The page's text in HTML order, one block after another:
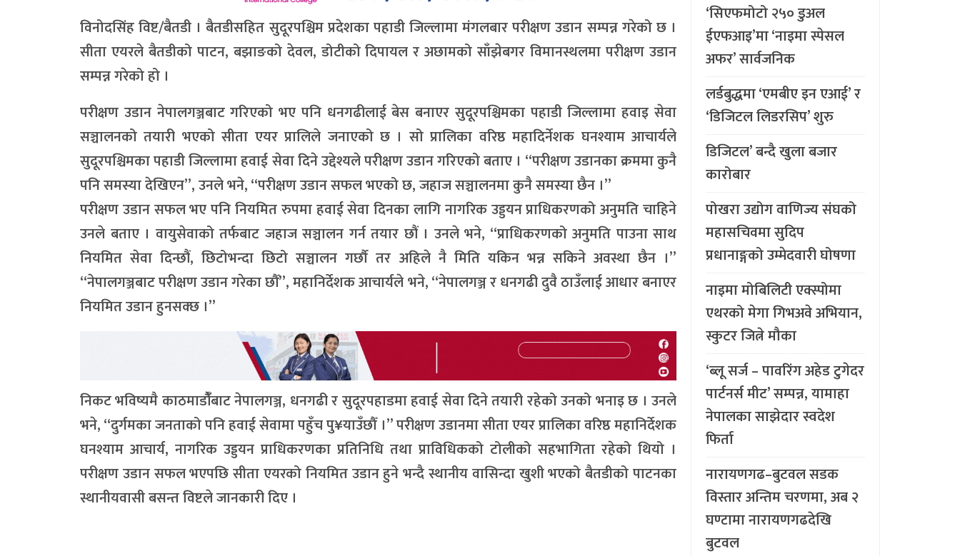
विनोदसिंह विष्ट/बैतडी । बैतडीसहित सुदूरपश्चिम प्रदेशका पहाडी जिल्लामा मंगलबार परीक्षण उडान सम्पन्न गरेको छ ।
सीता एयरले बैतडीको पाटन, बझाङको देवल, डोटीको दिपायल र अछामको साँझेबगर विमानस्थलमा परीक्षण उडान
सम्पन्न गरेको हो ।
परीक्षण उडान नेपालगञ्जबाट गरिएको भए पनि धनगढीलाई बेस बनाएर सुदूरपश्चिमका पहाडी जिल्लामा हवाइ सेवा
सञ्चालनको तयारी भएको सीता एयर प्रालिले जनाएको छ । सो प्रालिका वरिष्ठ महादिर्नेशक घनश्याम आचार्यले
सुदूरपश्चिमका पहाडी जिल्लामा हवाई सेवा दिने उद्देश्यले परीक्षण उडान गरिएको बताए । “परीक्षण उडानका क्रममा कुनै
पनि समस्या देखिएन”, उनले भने, “परीक्षण उडान सफल भएको छ, जहाज सञ्चालनमा कुनै समस्या छैन ।”
परीक्षण उडान सफल भए पनि नियमित रुपमा हवाई सेवा दिनका लागि नागरिक उड्डयन प्राधिकरणको अनुमति चाहिने
उनले बताए । वायुसेवाको तर्फबाट जहाज सञ्चालन गर्न तयार छौं । उनले भने, “प्राधिकरणको अनुमति पाउना साथ
नियमित सेवा दिन्छौं, छिटोभन्दा छिटो सञ्चालन गर्छौ तर अहिले नै मिति यकिन भन्न सकिने अवस्था छैन ।”
‘‘नेपालगञ्जबाट परीक्षण उडान गरेका छौँ’’, महानिर्देशक आचार्यले भने, “नेपालगञ्ज र धनगढी दुवै ठाउँलाई आधार बनाएर
नियमित उडान हुनसक्छ ।”
निकट भविष्यमै काठमाडौंँबाट नेपालगञ्ज, धनगढी र सुदूरपहाडमा हवाई सेवा दिने तयारी रहेको उनको भनाइ छ । उनले
भने, “दुर्गमका जनताको पनि हवाई सेवामा पहुँच पु¥याउँछौँ ।” परीक्षण उडानमा सीता एयर प्रालिका वरिष्ठ महानिर्देशक
घनश्याम आचार्य, नागरिक उड्डयन प्राधिकरणका प्रतिनिधि तथा प्राविधिकको टोलीको सहभागिता रहेको थियो ।
परीक्षण उडान सफल भएपछि सीता एयरको नियमित उडान हुने भन्दै स्थानीय वासिन्दा खुशी भएको बैतडीको पाटनका
स्थानीयवासी बसन्त विष्टले जानकारी दिए ।
‘सिएफमोटो २५० डुअल
ईएफआइ’मा ‘नाइमा स्पेसल
अफर’ सार्वजनिक
लर्डबुद्धमा ‘एमबीए इन एआई’ र
‘डिजिटल लिडरसिप’ शुरु
डिजिटल’ बन्दै खुला बजार
कारोबार
पोखरा उद्योग वाणिज्य संघको
महासचिवमा सुदिप
प्रधानाङ्गको उम्मेदवारी घोषणा
नाइमा मोबिलिटी एक्स्पोमा
एथरको मेगा गिभअवे अभियान,
स्कुटर जित्ने मौका
‘ब्लू सर्ज – पावरिंग अहेड टुगेदर
पार्टनर्स मीट’ सम्पन्न, यामाहा
नेपालका साझेदार स्वदेश
फिर्ता
नारायणगढ–बुटवल सडक
विस्तार अन्तिम चरणमा, अब २
घण्टामा नारायणगढदेखि
बुटवल